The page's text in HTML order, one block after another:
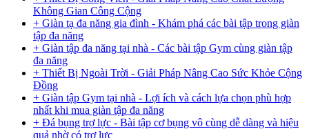
Không Gian Công Cộng
+ Giàn tạ đa năng gia đình - Khám phá các bài tập trong giàn
tập đa năng
+ Giàn tập đa năng tại nhà - Các bài tập Gym cùng giàn tập
đa năng
+ Thiết Bị Ngoài Trời - Giải Pháp Nâng Cao Sức Khỏe Cộng
Đồng
+ Giàn tập Gym tại nhà - Lợi ích và cách lựa chọn phù hợp
nhất khi mua giàn tập đa năng
+ Đá bụng trợ lực - Bài tập cơ bụng vô cùng dễ dàng và hiệu
quả nhờ có trợ lực